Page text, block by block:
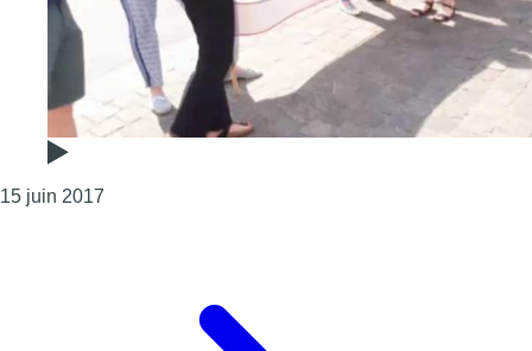
15 juin 2017